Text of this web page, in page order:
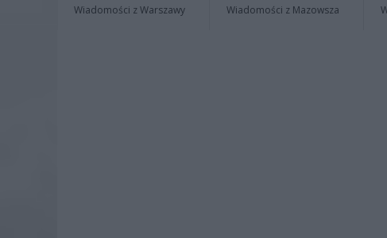
Wiadomości z Warszawy Wiadomości z Mazowsza